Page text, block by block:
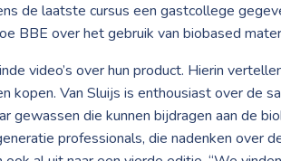
de laatste cursus een gastcollege
BBE over het gebruik van biobased
video’s over hun product. Hierin
kopen. Van Sluijs is enthousiast over de
gewassen die kunnen bijdragen aan de
professionals, die nadenken over